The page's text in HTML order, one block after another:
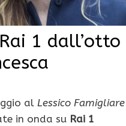
1 dall’otto
al Lessico Famigliare
in onda su Rai 1